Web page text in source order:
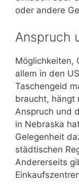
oder andere
Anspruch
Möglichkeiten,
allem in den
Taschengeld
braucht, hängt
Anspruch und
in Nebraska
Gelegenheit
städtischen
Andererseits